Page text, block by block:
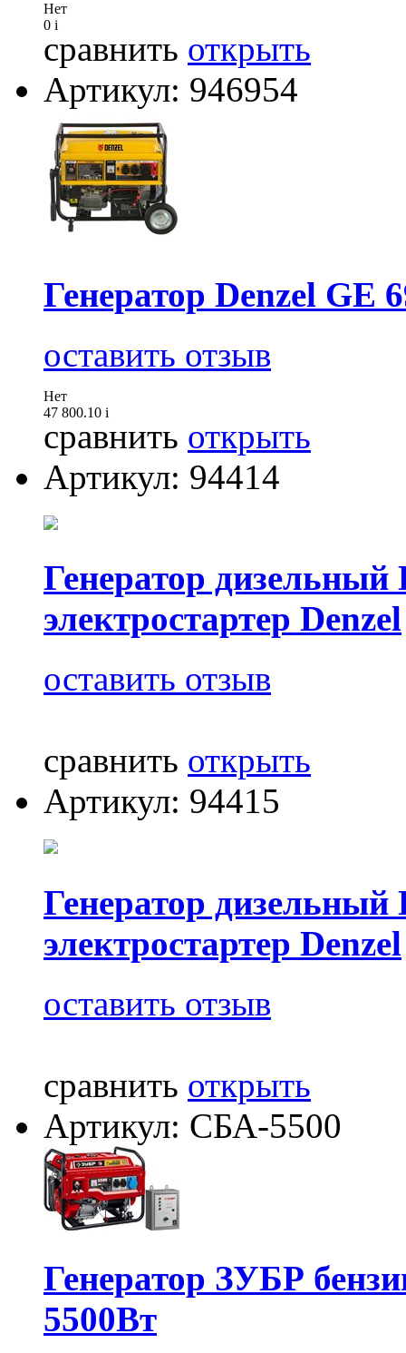
Нет
0 i
сравнить открыть
Артикул: 946954
Генератор Denzel GE
оставить отзыв
Нет
47 800.10 i
сравнить открыть
Артикул: 94414
Генератор дизельный
электростартер Denzel
оставить отзыв
сравнить открыть
Артикул: 94415
Генератор дизельный
электростартер Denzel
оставить отзыв
сравнить открыть
Артикул: СБА-5500
Генератор ЗУБР
5500Вт